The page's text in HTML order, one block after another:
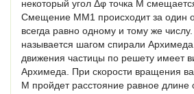
некоторый угол Δφ точка M
Смещение MM1 происходит за один
всегда равно одному и тому же
называется шагом спирали
движения частицы по решету имеет
Архимеда. При скорости вращения
М пройдет расстояние равное длине